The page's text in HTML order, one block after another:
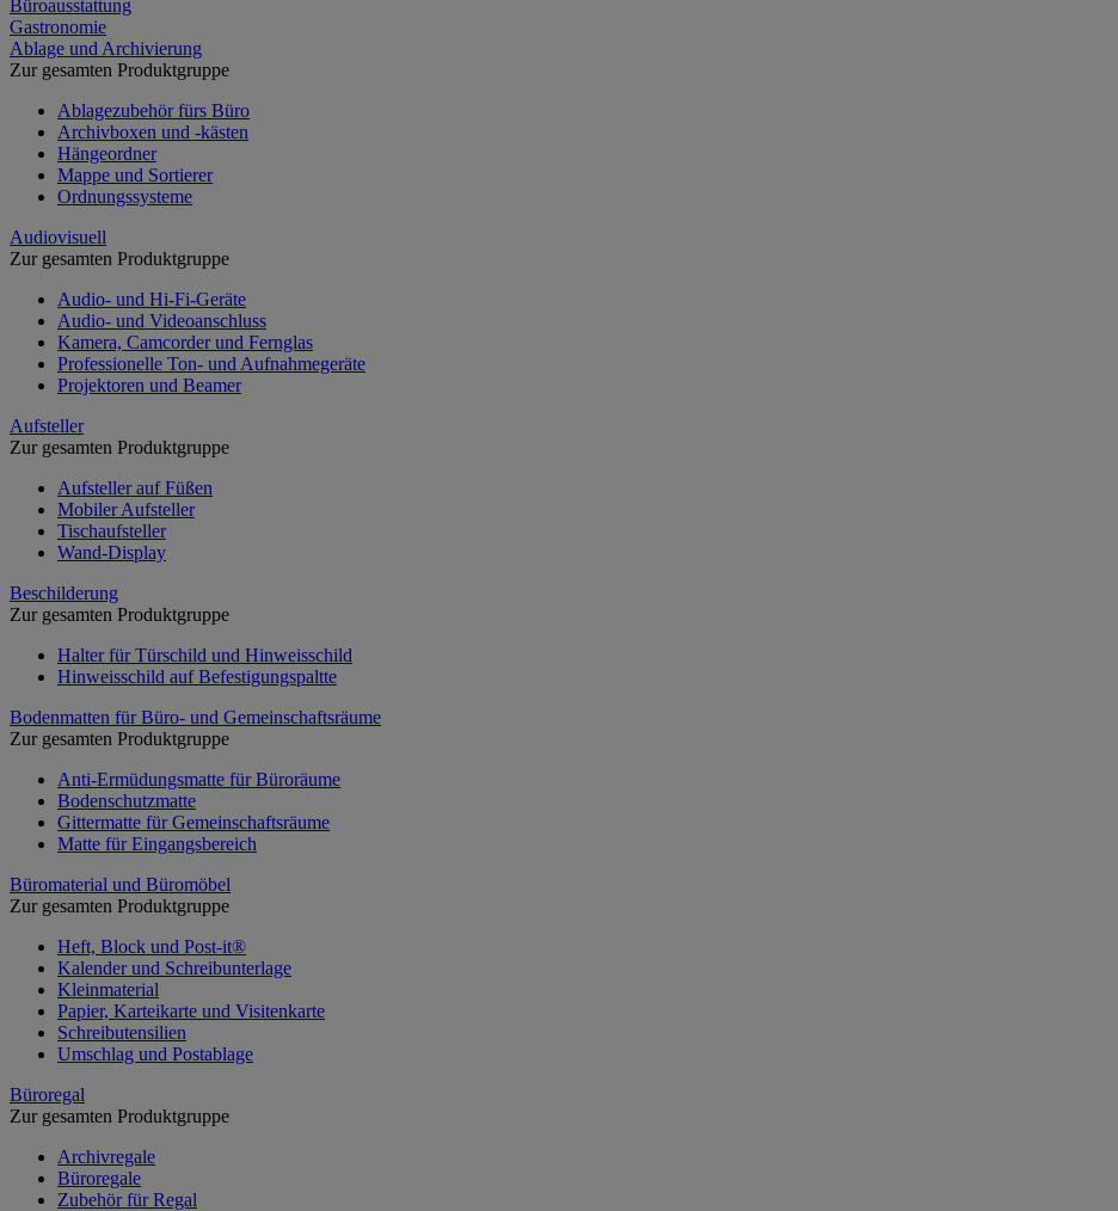
Büroausstattung
Gastronomie
Ablage und Archivierung
Zur gesamten Produktgruppe
Ablagezubehör fürs Büro
Archivboxen und -kästen
Hängeordner
Mappe und Sortierer
Ordnungssysteme
Audiovisuell
Zur gesamten Produktgruppe
Audio- und Hi-Fi-Geräte
Audio- und Videoanschluss
Kamera, Camcorder und Fernglas
Professionelle Ton- und Aufnahmegeräte
Projektoren und Beamer
Aufsteller
Zur gesamten Produktgruppe
Aufsteller auf Füßen
Mobiler Aufsteller
Tischaufsteller
Wand-Display
Beschilderung
Zur gesamten Produktgruppe
Halter für Türschild und Hinweisschild
Hinweisschild auf Befestigungspaltte
Bodenmatten für Büro- und Gemeinschaftsräume
Zur gesamten Produktgruppe
Anti-Ermüdungsmatte für Büroräume
Bodenschutzmatte
Gittermatte für Gemeinschaftsräume
Matte für Eingangsbereich
Büromaterial und Büromöbel
Zur gesamten Produktgruppe
Heft, Block und Post-it®
Kalender und Schreibunterlage
Kleinmaterial
Papier, Karteikarte und Visitenkarte
Schreibutensilien
Umschlag und Postablage
Büroregal
Zur gesamten Produktgruppe
Archivregale
Büroregale
Zubehör für Regal